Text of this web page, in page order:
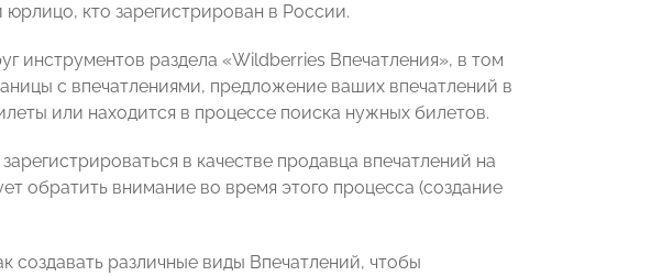
кто зарегистрирован в России.
инструментов раздела «Wildberries Впечатления», в том
с впечатлениями, предложение ваших впечатлений в
или находится в процессе поиска нужных билетов.
в качестве продавца впечатлений на
обратить внимание во время этого процесса (создание
создавать различные виды Впечатлений, чтобы